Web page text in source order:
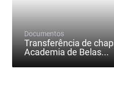
Documentos
Transferência de
Academia de Belas...